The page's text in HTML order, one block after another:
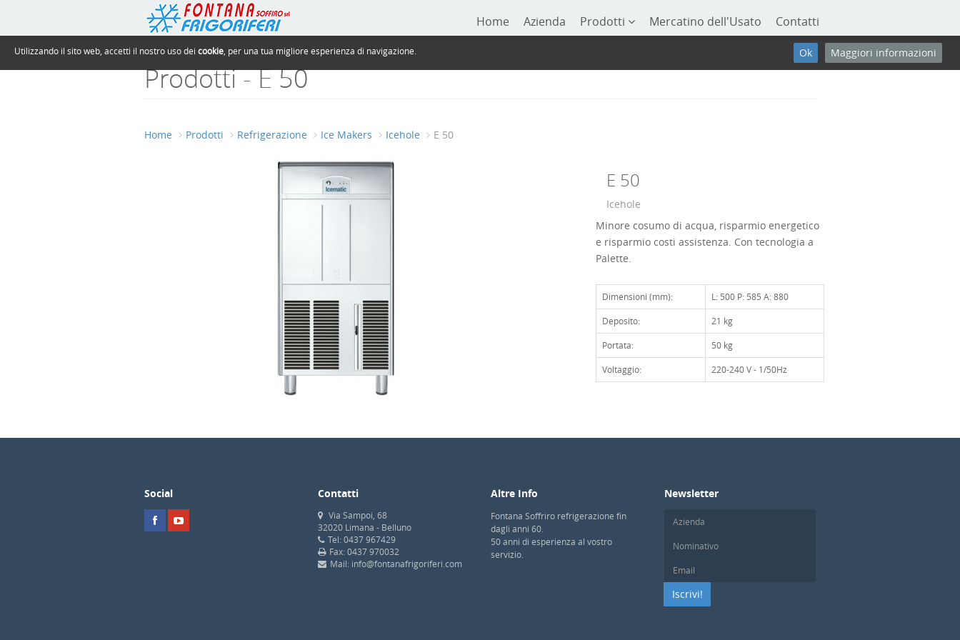
Home Azienda Prodotti Mercatino dell'Usato Contatti
Prodotti - E 50
Home Prodotti Refrigerazione Ice Makers Icehole E 50
E 50
Icehole
Minore cosumo di acqua, risparmio energetico
e risparmio costi assistenza. Con tecnologia a
Palette.
Dimensioni (mm): L: 500 P: 585 A: 880
Deposito: 21 kg
Portata: 50 kg
Voltaggio: 220-240 V - 1/50Hz
Social Contatti
Via Sampoi, 68
32020 Limana - Belluno
Tel: 0437 967429
Fax: 0437 970032
Mail: info@fontanafrigoriferi.com
Altre Info
Fontana Soffriro refrigerazione fin
dagli anni 60.
50 anni di esperienza al vostro
servizio.
Newsletter
Iscrivi!
Utilizzando il sito web, accetti il nostro uso dei cookie , per una tua migliore esperienza di navigazione. Maggiori informazioni
Ok